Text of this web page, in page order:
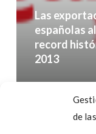
de
en
2013
Las
españolas
record
2013